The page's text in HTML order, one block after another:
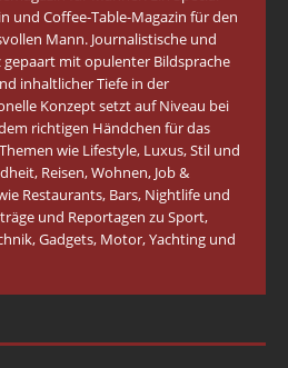
und Coffee-Table-Magazin für den
Mann. Journalistische und
mit opulenter Bildsprache
inhaltlicher Tiefe in der
Konzept setzt auf Niveau bei
richtigen Händchen für das
wie Lifestyle, Luxus, Stil und
Reisen, Wohnen, Job &
Restaurants, Bars, Nightlife und
und Reportagen zu Sport,
Gadgets, Motor, Yachting und